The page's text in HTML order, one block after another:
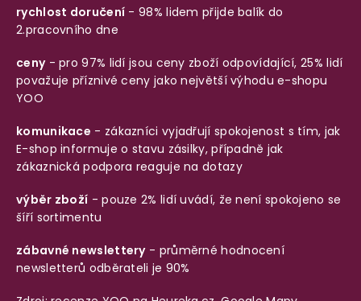
rychlost doručení - 98% lidem přijde balík do
2.pracovního dne
ceny- pro 97% lidí jsou ceny zboží odpovídající, 25% lidí
považuje příznivé ceny jako největší výhodu e-shopu
YOO
komunikace - zákazníci vyjadřují spokojenost s tím, jak
E-shop informuje o stavu zásilky, případně jak
zákaznická podpora reaguje na dotazy
výběr zboží - pouze 2% lidí uvádí, že není spokojeno se
šíří sortimentu
zábavné newslettery- průměrné hodnocení
newsletterů odběrateli je 90%